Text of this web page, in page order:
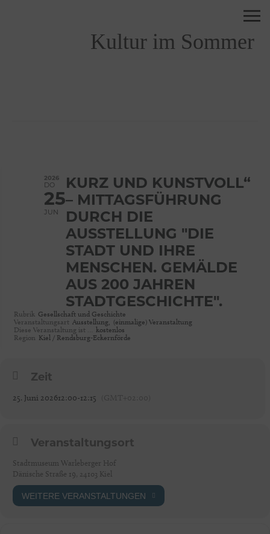
Kultur im Sommer
2026
DO
25
JUN
KURZ UND KUNSTVOLL“
– MITTAGSFÜHRUNG
DURCH DIE
AUSSTELLUNG "DIE
STADT UND IHRE
MENSCHEN. GEMÄLDE
AUS 200 JAHREN
STADTGESCHICHTE".
Rubrik Gesellschaft und Geschichte
Veranstaltungsart Ausstellung, (einmalige) Veranstaltung
Diese Veranstaltung ist … kostenlos
Region Kiel / Rendsburg-Eckernförde
Zeit
25. Juni 202612:00-12:15
Veranstaltungsort
Stadtmuseum Warleberger Hof
Dänische Straße 19, 24103 Kiel
WEITERE VERANSTALTUNGEN